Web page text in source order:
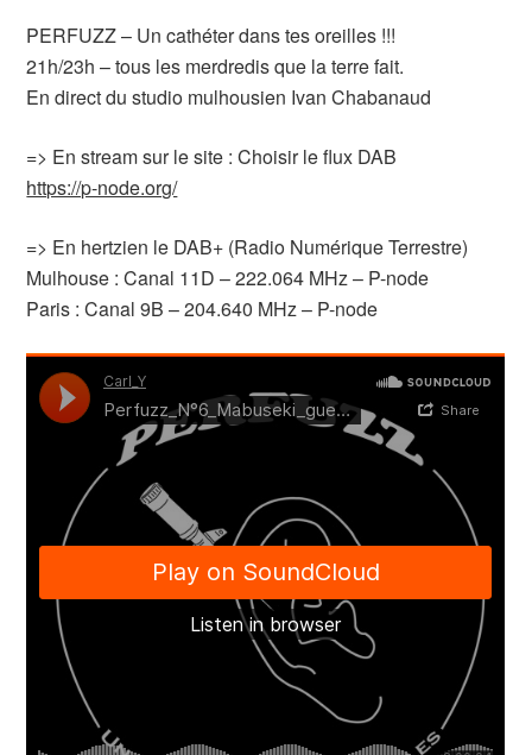
PERFUZZ – Un cathéter dans tes oreilles !!!
21h/23h – tous les merdredis que la terre fait.
En direct du studio mulhousien Ivan Chabanaud
=> En stream sur le site : Choisir le flux DAB
https://p-node.org/
=> En hertzien le DAB+ (Radio Numérique Terrestre)
Mulhouse : Canal 11D – 222.064 MHz – P-node
Paris : Canal 9B – 204.640 MHz – P-node